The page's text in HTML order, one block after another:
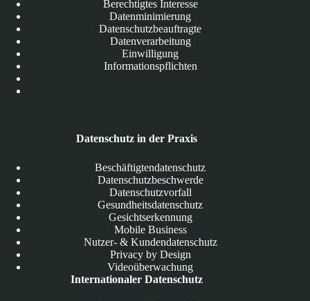
Berechtigtes Interesse
Datenminimierung
Datenschutzbeauftragte
Datenverarbeitung
Einwilligung
Informationspflichten
Datenschutz in der Praxis
Beschäftigtendatenschutz
Datenschutzbeschwerde
Datenschutzvorfall
Gesundheitsdatenschutz
Gesichtserkennung
Mobile Business
Nutzer- & Kundendatenschutz
Privacy by Design
Videoüberwachung
Internationaler Datenschutz